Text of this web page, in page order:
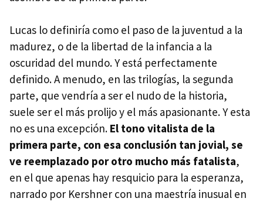
Lucas lo definiría como el paso de la juventud a la
madurez, o de la libertad de la infancia a la
oscuridad del mundo. Y está perfectamente
definido. A menudo, en las trilogías, la segunda
parte, que vendría a ser el nudo de la historia,
suele ser el más prolijo y el más apasionante. Y esta
no es una excepción. El tono vitalista de la
primera parte, con esa conclusión tan jovial, se
ve reemplazado por otro mucho más fatalista,
en el que apenas hay resquicio para la esperanza,
narrado por Kershner con una maestría inusual en